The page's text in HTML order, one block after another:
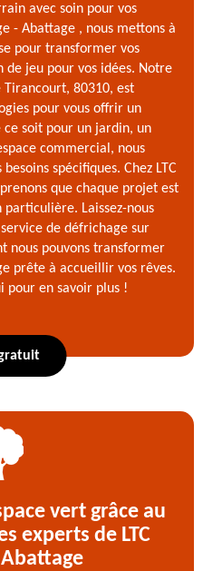
avec soin pour vos
- Abattage , nous mettons à
pour transformer vos
jeu pour vos idées. Notre
Tirancourt, 80310, est
pour vous offrir un
soit pour un jardin, un
commercial, nous
spécifiques. Chez LTC
que chaque projet est
Laissez-nous
de défrichage sur
nous pouvons transformer
prête à accueillir vos rêves.
pour en savoir plus !
vert grâce au
experts de LTC
Abattage